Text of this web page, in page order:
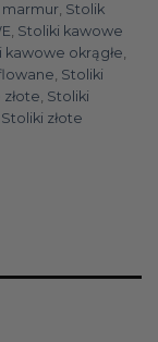
marmur, Stolik
, Stoliki kawowe
kawowe okrągłe,
, Stoliki
, Stoliki
Stoliki złote